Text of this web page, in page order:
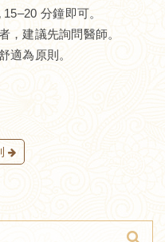
分鐘即可。
，建議先詢問醫師。
適為原則。